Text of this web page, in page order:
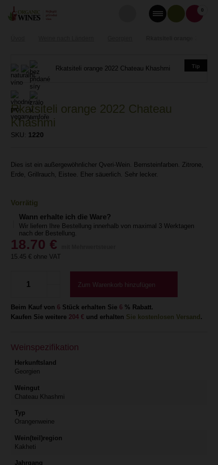
0
Tip
Rkatsiteli orange 2022 Chateau
Khashmi
SKU: 1220
Dies ist ein außergewöhnlicher Qveri-Wein. Bernsteinfarben. Zitrone,
Erde, Grillrauch, Eistee. Eher säuerlich. Sehr lecker.
Vorrätig
Wann erhalte ich die Ware?
Wir liefern Ihre Bestellung innerhalb von maximal 3 Werktagen
nach der Bestellung.
18.70 €
15.45 € ohne VAT
Zum Warenkorb hinzufügen
Beim Kauf von 6 Stück erhalten Sie 6 % Rabatt.
Kaufen Sie weitere 204 € und erhalten Sie kostenlosen Versand .
Weinspezifikation
Herkunftsland
Georgien
Weingut
Chateau Khashmi
Typ
Orangenweine
Wein(teil)region
Kakheti
Jahrgang